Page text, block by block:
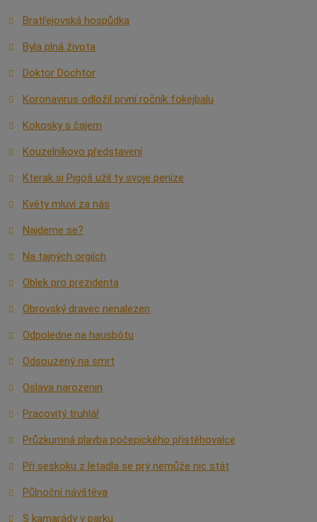
Bratřejovská hospůdka
Byla plná života
Doktor Dochtor
Koronavirus odložil první ročník fokejbalu
Kokosky s čajem
Kouzelníkovo představení
Kterak si Pigoš užil ty svoje peníze
Květy mluví za nás
Najdeme se?
Na tajných orgiích
Oblek pro prezidenta
Obrovský dravec nenalezen
Odpoledne na hausbótu
Odsouzený na smrt
Oslava narozenin
Pracovitý truhlář
Průzkumná plavba počepického přistěhovalce
Při seskoku z letadla se prý nemůže nic stát
Půlnoční návštěva
S kamarády v parku